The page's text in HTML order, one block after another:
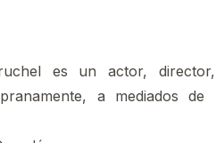
es un actor,
a mediados